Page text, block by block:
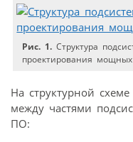
Рис. 1. Структура
проектирования
На структурной
между частями
ПО: